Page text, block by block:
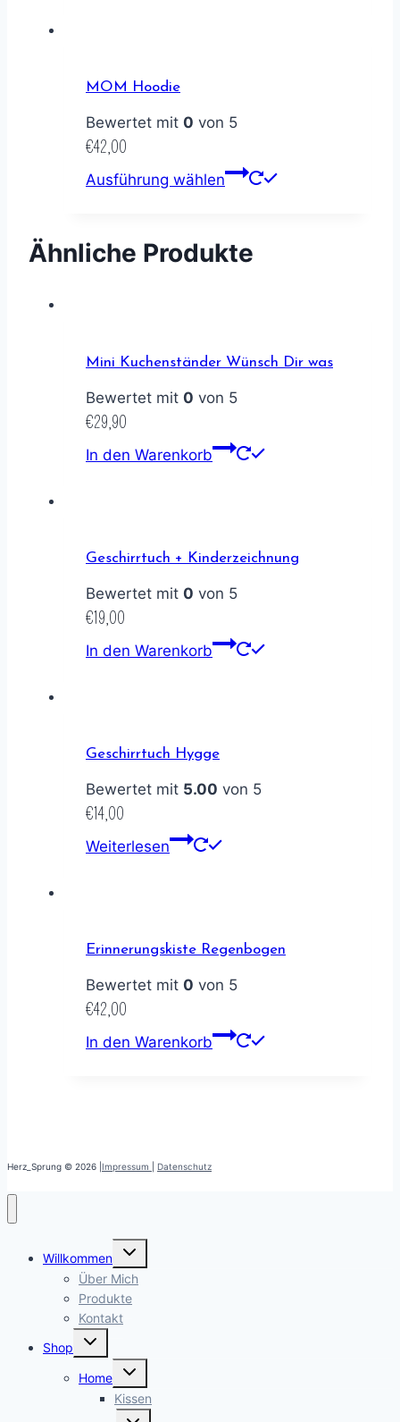
MOM Hoodie
Bewertet mit 0 von 5
€42,00
Ausführung wählen
Ähnliche Produkte
Mini Kuchenständer Wünsch Dir was
Bewertet mit 0 von 5
€29,90
In den Warenkorb
Geschirrtuch + Kinderzeichnung
Bewertet mit 0 von 5
€19,00
In den Warenkorb
Geschirrtuch Hygge
Bewertet mit 5.00 von 5
€14,00
Weiterlesen
Erinnerungskiste Regenbogen
Bewertet mit 0 von 5
€42,00
In den Warenkorb
Herz_Sprung © 2026 | Impressum Datenschutz
Willkommen
Untermenü
öffnen
Über Mich
Produkte
Kontakt
Shop
Untermenü
öffnen
Home
Untermenü
öffnen
Kissen
Untermenü